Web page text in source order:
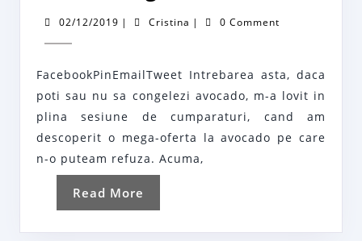
02/12/2019 02/12/2019
| Cristina Cristina
| 0 Comment
FacebookPinEmailTweet Intrebarea asta, daca
poti sau nu sa congelezi avocado, m-a lovit in
plina sesiune de cumparaturi, cand am
descoperit o mega-oferta la avocado pe care
n-o puteam refuza. Acuma,
Read More
More